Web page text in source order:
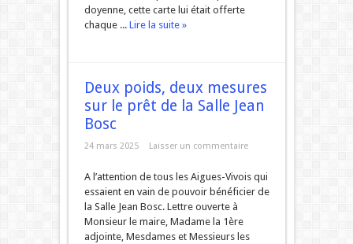
doyenne, cette carte lui était offerte
chaque ... Lire la suite »
Deux poids, deux mesures
sur le prêt de la Salle Jean
Bosc
24 mars 2025 Laisser un commentaire
A l’attention de tous les Aigues-Vivois qui
essaient en vain de pouvoir bénéficier de
la Salle Jean Bosc. Lettre ouverte à
Monsieur le maire, Madame la 1ère
adjointe, Mesdames et Messieurs les